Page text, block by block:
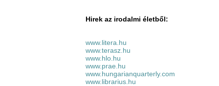
Hirek az irodalmi életből:
www.litera.hu
www.terasz.hu
www.hlo.hu
www.prae.hu
www.hungarianquarterly.com
www.librarius.hu